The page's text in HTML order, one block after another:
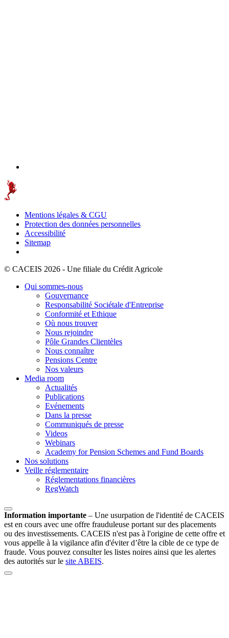
Mentions légales & CGU
Protection des données personnelles
Accessibilité
Sitemap
© CACEIS 2026 - Une filiale du Crédit Agricole
Qui sommes-nous
Gouvernance
Responsabilité Sociétale d'Entreprise
Conformité et Ethique
Où nous trouver
Nous rejoindre
Pôle Grandes Clientèles
Nous connaître
Pensions Centre
Nos valeurs
Media room
Actualités
Publications
Evénements
Dans la presse
Communiqués de presse
Videos
Webinars
Academy for Pension Schemes and Fund Boards
Nos solutions
Veille réglementaire
Réglementations financières
RegWatch
Information importante – Une usurpation de l'identité de CACEIS
est en cours avec une offre frauduleuse portant sur des placements
ou des investissements. CACEIS n'est pas à l'origine de cette offre et
vous appelle à la vigilance afin d'éviter d’être la cible de ce type de
fraude. Vous pouvez consulter les listes noires ainsi que les alertes
des autorités sur le site ABEIS.